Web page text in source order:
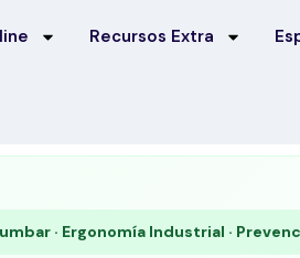
Recursos Extra
· Ergonomía Industrial ·